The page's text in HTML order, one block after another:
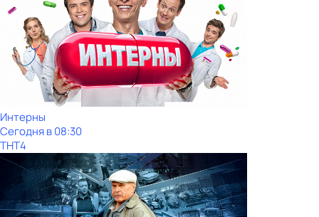
Интерны
Сегодня в 08:30
ТНТ4